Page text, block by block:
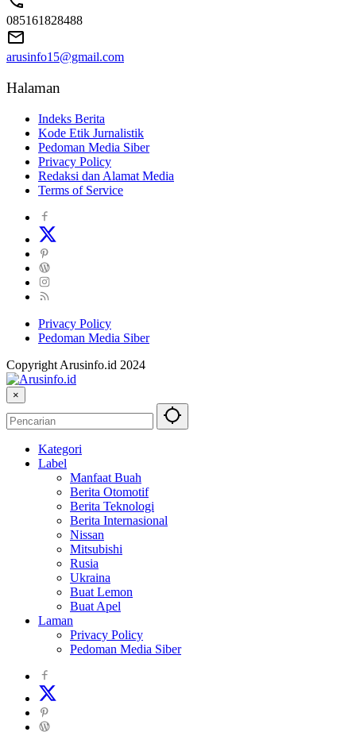
085161828488
arusinfo15@gmail.com
Halaman
Indeks Berita
Kode Etik Jurnalistik
Pedoman Media Siber
Privacy Policy
Redaksi dan Alamat Media
Terms of Service
Privacy Policy
Pedoman Media Siber
Copyright Arusinfo.id 2024
×
Kategori
Label
Manfaat Buah
Berita Otomotif
Berita Teknologi
Berita Internasional
Nissan
Mitsubishi
Rusia
Ukraina
Buat Lemon
Buat Apel
Laman
Privacy Policy
Pedoman Media Siber